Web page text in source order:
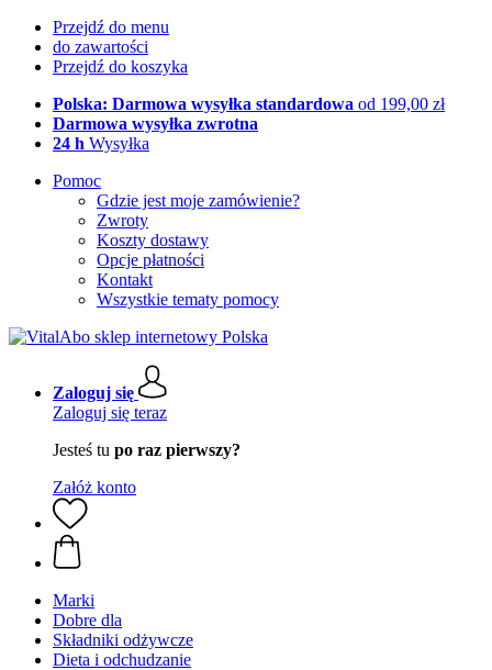
Przejdź do menu
do zawartości
Przejdź do koszyka
Polska: Darmowa wysyłka standardowa od 199,00 zł
Darmowa wysyłka zwrotna
24 h Wysyłka
Pomoc
Gdzie jest moje zamówienie?
Zwroty
Koszty dostawy
Opcje płatności
Kontakt
Wszystkie tematy pomocy
Zaloguj się
Zaloguj się teraz
Jesteś tu po raz pierwszy?
Załóż konto
Marki
Dobre dla
Składniki odżywcze
Dieta i odchudzanie